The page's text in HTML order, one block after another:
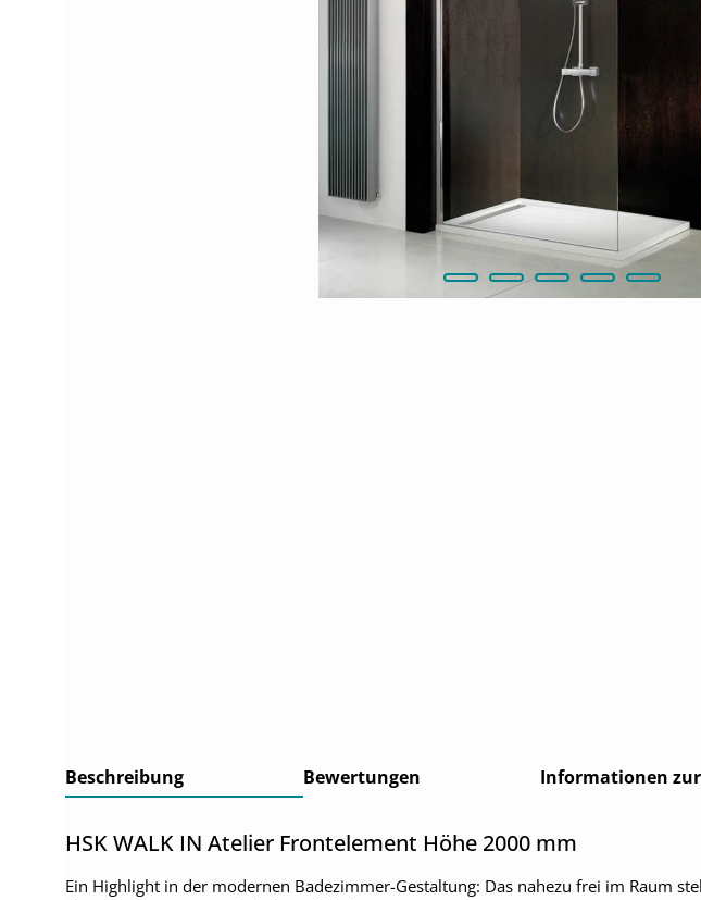
Beschreibung Bewertungen Informationen
HSK WALK IN Atelier Frontelement Höhe 2000 mm
Ein Highlight in der modernen Badezimmer-Gestaltung: Das nahezu frei im Raum